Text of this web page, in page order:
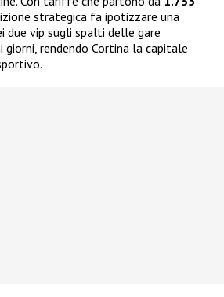
strategica fa ipotizzare una
due vip sugli spalti delle gare
giorni, rendendo Cortina la capitale